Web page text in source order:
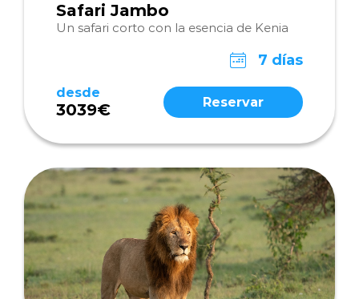
Safari Jambo
Un safari corto con la esencia de Kenia
7 días
desde
3039€ Reservar